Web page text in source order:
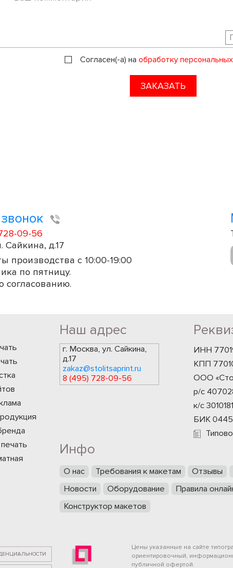
Согласен(-а) на обработку
ЗАКАЗАТЬ
09-56
Сайкина, д.17
производства с 10:00-19:00
по пятницу.
согласованию.
Наш адрес
г. Москва, ул. Сайкина,
д.17
zakaz@stolitsaprint.ru
8 (495) 728-09-56
ИНН
КПП
ООО
р/с
к/с
БИК
Инфо
О нас Требования к макетам Отзывы
Новости
Оборудование Правила
Конструктор макетов
Цены указанные на сайте
ориентировочный,
публичной офертой.